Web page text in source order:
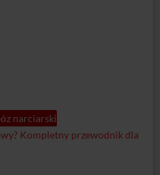
narciarski
Kompletny przewodnik dla